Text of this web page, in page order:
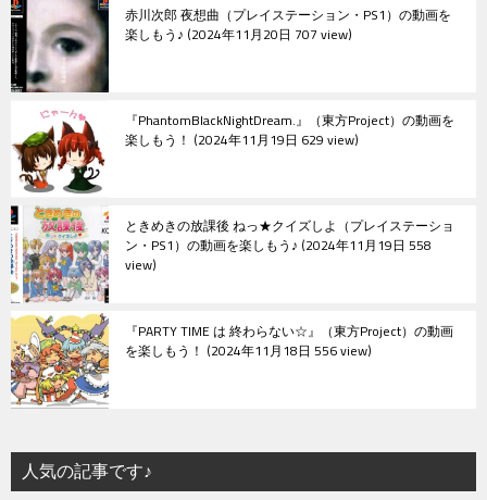
赤川次郎 夜想曲（プレイステーション・PS1）の動画を
楽しもう♪ 2024年11月20日 707 view
『PhantomBlackNightDream.』（東方Project）の動画を
楽しもう！ 2024年11月19日 629 view
ときめきの放課後 ねっ★クイズしよ（プレイステーショ
ン・PS1）の動画を楽しもう♪ 2024年11月19日 558
view
『PARTY TIME は 終わらない☆』（東方Project）の動画
を楽しもう！ 2024年11月18日 556 view
人気の記事です♪